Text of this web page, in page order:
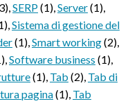
,SERP(1),Server(1),
,Sistema di gestione del
(1),Smart working(2),
,Software business (1),
(1), Tab (2), Tab di
pagina(1), Tab